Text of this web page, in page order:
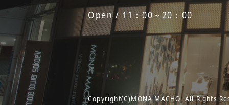
Open / 11：00～20：00
Copyright(C)MONA MACHO. All Rights